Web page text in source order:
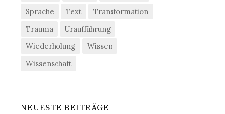
Sprache
Text
Transformation
Trauma
Uraufführung
Wiederholung
Wissen
Wissenschaft
NEUESTE BEITRÄGE